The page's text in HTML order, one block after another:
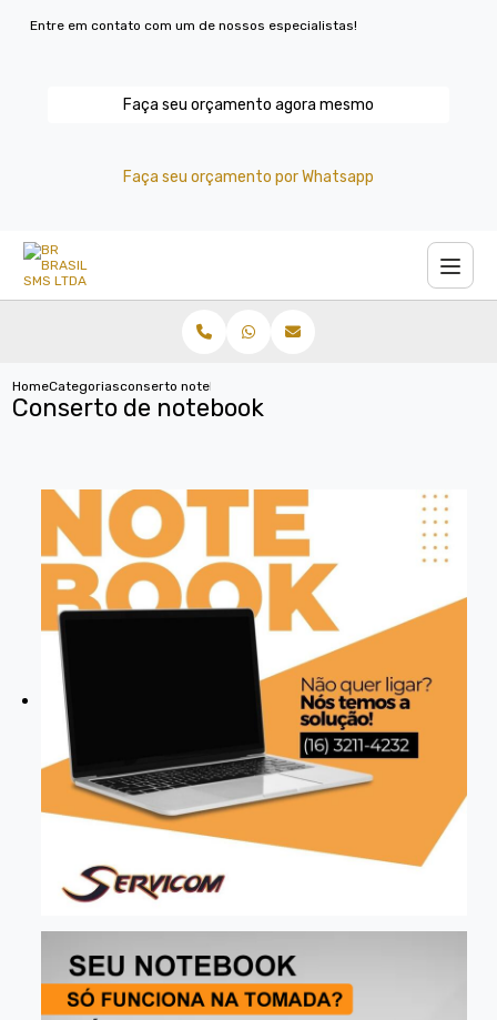
Entre em contato com um de nossos especialistas!
Faça seu orçamento agora mesmo
Faça seu orçamento por Whatsapp
HomeCategoriasconserto notebook
Conserto de notebook